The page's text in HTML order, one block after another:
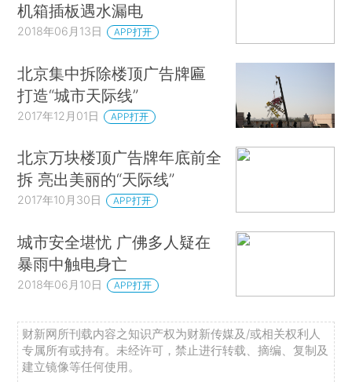
机箱插板遇水漏电
2018年06月13日 APP打开
北京集中拆除楼顶广告牌匾
打造“城市天际线”
2017年12月01日 APP打开
北京万块楼顶广告牌年底前全
拆 亮出美丽的“天际线”
2017年10月30日 APP打开
城市安全堪忧 广佛多人疑在
暴雨中触电身亡
2018年06月10日 APP打开
财新网所刊载内容之知识产权为财新传媒及/或相关权利人
专属所有或持有。未经许可，禁止进行转载、摘编、复制及
建立镜像等任何使用。